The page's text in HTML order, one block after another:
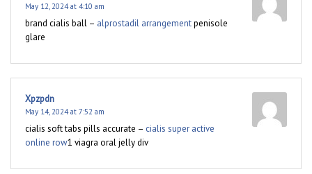
May 12, 2024 at 4:10 am
brand cialis ball – alprostadil arrangementpenisole
glare
Xpzpdn
May 14, 2024 at 7:52 am
cialis soft tabs pills accurate – cialis super active
online row1 viagra oral jelly div